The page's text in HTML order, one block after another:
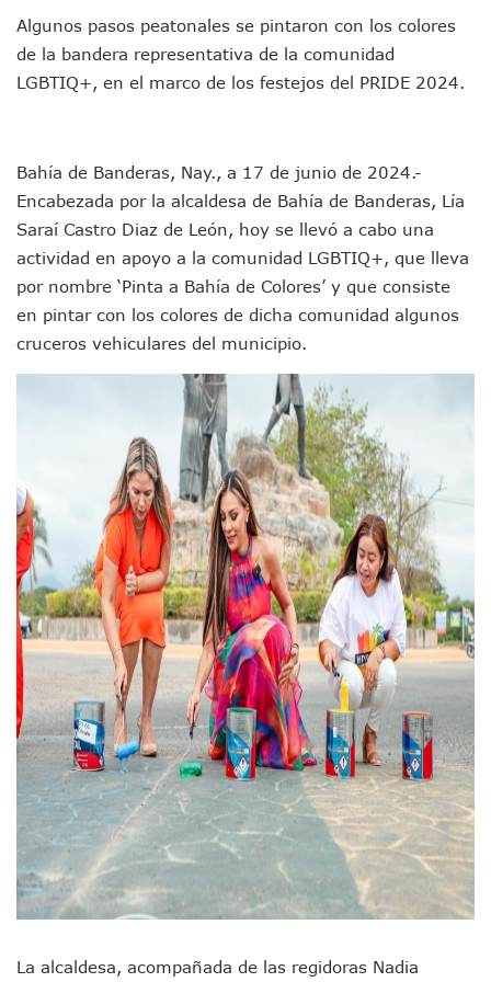
En Vallarta, Todos Los Camiones Deben De Tener Aire
Centro De Autismo Es Un Parteaguas Para Vallarta Y
Lluvias Y Oleaje Elevado Marcarán El Fin De Semana En
Jóvenes En Movimiento Jalisco Renueva Su Dirigencia
Cae El “R1”, Presunto Autor Intelectual Del Homicidio De
Citan A Siete Integrantes De La Semar Por Investigación
IMSS Invierte 12.6 MDP En Remodelar Urgencias Del
En Abril 2027 Terminarán El Centro Regional De Autismo
Puerto Vallarta Fortalece Su Promoción En California Con
Accidente En Un RZR, Principal Hipótesis Por La Muerte
Este Viernes, Lemus Inaugurará El Sistema De
Nidos De Lluvia Busca Beneficiar A 100 Familias De
Morena Cierra Filas Por La Defensa Del Agua De Calidad
Hallazgo De Yareli Colmenares Tovar Eleva A 4 Cuerpos
Regresa A Puerto Vallarta La Premiación Nacional De La
Ra Aguilar Acompaña A Cientos De Familias En Las
Oleaje Y Riesgo Por Cocodrilos Mantienen Restricciones
“Kato” Supera El Abandono Y Comienza Una Nueva Vida
México Necesitaba 600 Mil Empleos; Solo Generó 262 Mil
Poderoso Terremoto Destruye Edificios Y Puentes En
Munguía Es El Sexto Mejor Alcalde De Jalisco, Según
ATM Incorpora 20 Nuevos Camiones Al Corredor Bahía
Colectivos Piden A Lemus Más Ministerios Públicos Para
Avenida Federación En Puerto Vallarta Registra 80% De
Caída De “El Mencho” Elevó Percepción De Inseguridad
Mercado Vallarta Incluye Reúne A Emprendedores Locales
Morenistas Imparten Taller En Puerto Vallarta
CEDHJ Señala Violaciones A Derechos De Víctima De
Ayutla Bajo Investigación Tras Reporte De Posible
Maleza Crece En Camellones De La Principal Avenida
Lluvias E Inundaciones No Detienen El Transporte Público
Bruno Blancas Reúne A Especialistas Para Analizar La
Entregan Aparato Auditivo A Don Juan Ramírez En Puerto
Juan Carlos Castro Realiza Asamblea Informativa En La
Huracán En Formación Podría Generar Oleaje Elevado En
Buscan Reducir Riesgos Por Cocodrilos En Playas De
Algunos pasos peatonales se pintaron con los colores
de la bandera representativa de la comunidad
LGBTIQ+, en el marco de los festejos del PRIDE 2024.
Bahía de Banderas, Nay., a 17 de junio de 2024.-
Encabezada por la alcaldesa de Bahía de Banderas, Lía
Saraí Castro Diaz de León, hoy se llevó a cabo una
actividad en apoyo a la comunidad LGBTIQ+, que lleva
por nombre ‘Pinta a Bahía de Colores’ y que consiste
en pintar con los colores de dicha comunidad algunos
cruceros vehiculares del municipio.
La alcaldesa, acompañada de las regidoras Nadia